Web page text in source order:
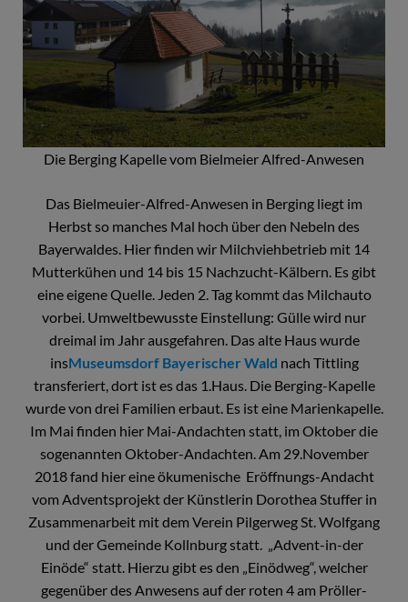
Die Berging Kapelle vom Bielmeier Alfred-Anwesen
Das Bielmeuier-Alfred-Anwesen in Berging liegt im
Herbst so manches Mal hoch über den Nebeln des
Bayerwaldes. Hier finden wir Milchviehbetrieb mit 14
Mutterkühen und 14 bis 15 Nachzucht-Kälbern. Es gibt
eine eigene Quelle. Jeden 2. Tag kommt das Milchauto
vorbei. Umweltbewusste Einstellung: Gülle wird nur
dreimal im Jahr ausgefahren. Das alte Haus wurde
insMuseumsdorf Bayerischer Wald nach Tittling
transferiert, dort ist es das 1.Haus. Die Berging-Kapelle
wurde von drei Familien erbaut. Es ist eine Marienkapelle.
Im Mai finden hier Mai-Andachten statt, im Oktober die
sogenannten Oktober-Andachten. Am 29.November
2018 fand hier eine ökumenische Eröffnungs-Andacht
vom Adventsprojekt der Künstlerin Dorothea Stuffer in
Zusammenarbeit mit dem Verein Pilgerweg St. Wolfgang
und der Gemeinde Kollnburg statt. „Advent-in-der
Einöde“ statt. Hierzu gibt es den „Einödweg“, welcher
gegenüber des Anwesens auf der roten 4 am Pröller-